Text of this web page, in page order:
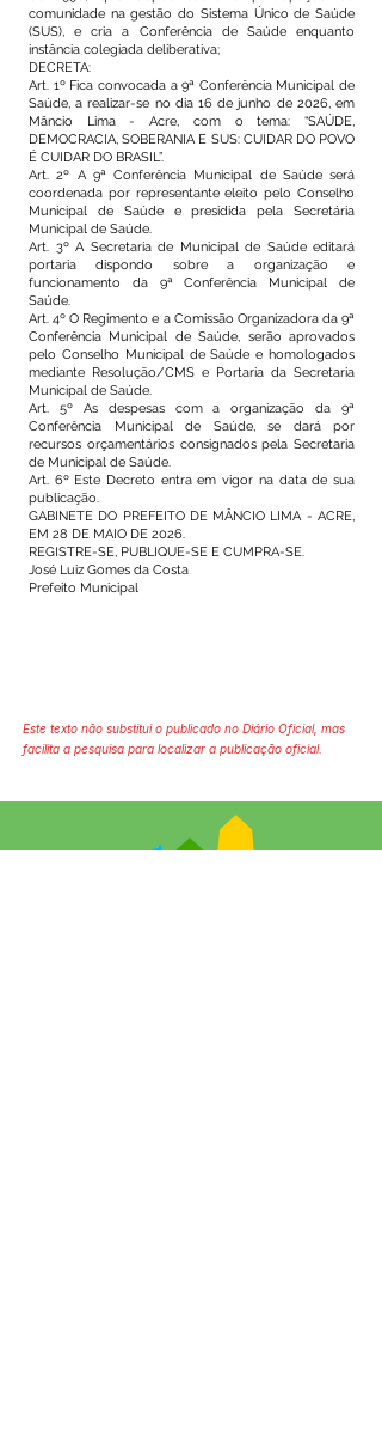
comunidade na gestão do Sistema Único de Saúde
(SUS), e cria a Conferência de Saúde enquanto
instância colegiada deliberativa;
DECRETA:
Art. 1º Fica convocada a 9ª Conferência Municipal de
Saúde, a realizar-se no dia 16 de junho de 2026, em
Mâncio Lima - Acre, com o tema: “SAÚDE,
DEMOCRACIA, SOBERANIA E SUS: CUIDAR DO POVO
É CUIDAR DO BRASIL”.
Art. 2º A 9ª Conferência Municipal de Saúde será
coordenada por representante eleito pelo Conselho
Municipal de Saúde e presidida pela Secretária
Municipal de Saúde.
Art. 3º A Secretaria de Municipal de Saúde editará
portaria dispondo sobre a organização e
funcionamento da 9ª Conferência Municipal de
Saúde.
Art. 4º O Regimento e a Comissão Organizadora da 9ª
Conferência Municipal de Saúde, serão aprovados
pelo Conselho Municipal de Saúde e homologados
mediante Resolução/CMS e Portaria da Secretaria
Municipal de Saúde.
Art. 5º As despesas com a organização da 9ª
Conferência Municipal de Saúde, se dará por
recursos orçamentários consignados pela Secretaria
de Municipal de Saúde.
Art. 6º Este Decreto entra em vigor na data de sua
publicação.
GABINETE DO PREFEITO DE MÂNCIO LIMA - ACRE,
EM 28 DE MAIO DE 2026.
REGISTRE-SE, PUBLIQUE-SE E CUMPRA-SE.
José Luiz Gomes da Costa
Prefeito Municipal
Este texto não substitui o publicado no Diário Oficial, mas
facilita a pesquisa para localizar a publicação oficial.